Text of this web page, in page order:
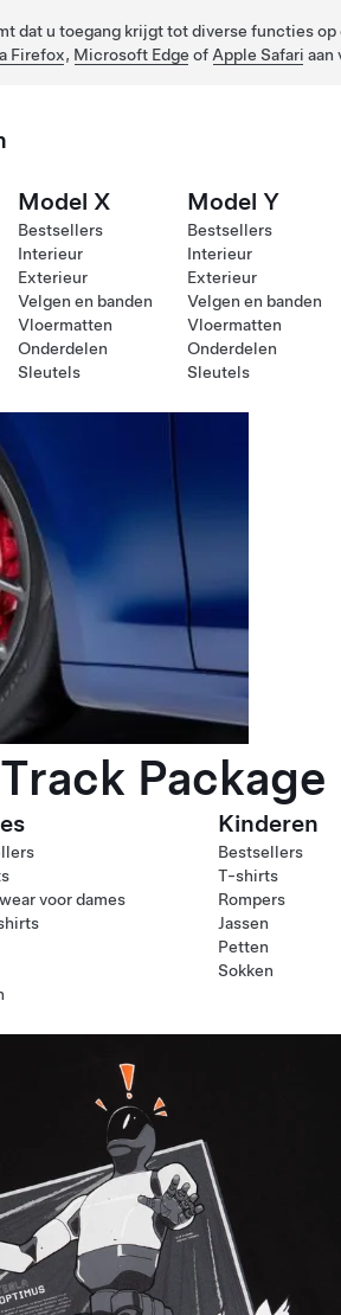
dat u toegang krijgt tot diverse functies
Firefox, Microsoft Edge of Apple Safari aan
Model X
Bestsellers
Interieur
Exterieur
Velgen en banden
Vloermatten
Onderdelen
Sleutels
Model Y
Bestsellers
Interieur
Exterieur
Velgen en banden
Vloermatten
Onderdelen
Sleutels
Package
voor dames
Kinderen
Bestsellers
T-shirts
Rompers
Jassen
Petten
Sokken